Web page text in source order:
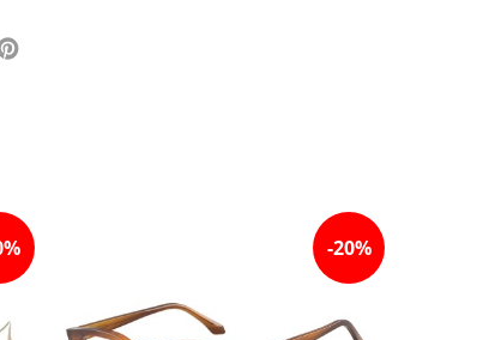
% -20%